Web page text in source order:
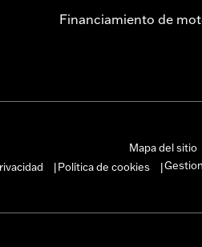
Financiamiento de
Mapa del sitio
Política de cookies